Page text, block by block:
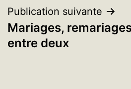
l’article
Publication suivante
Mariages,
entre deux